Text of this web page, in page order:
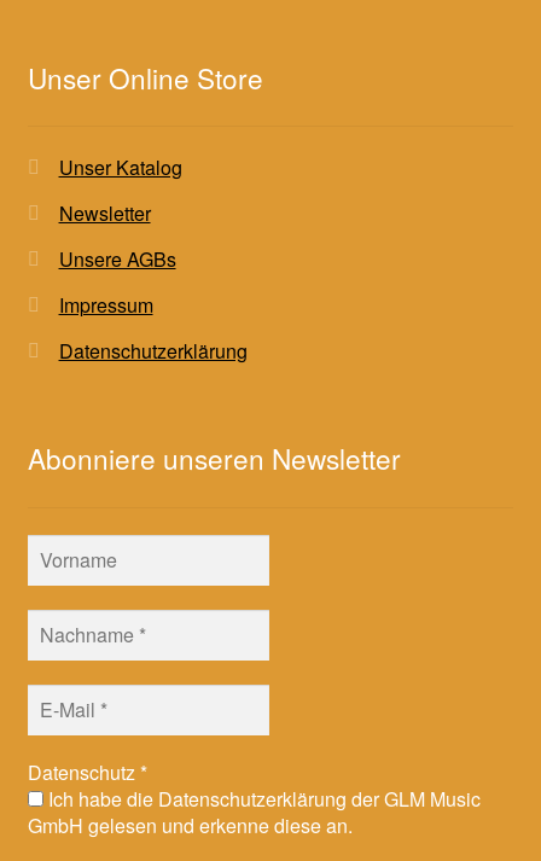
Unser Online Store
Unser Katalog
Newsletter
Unsere AGBs
Impressum
Datenschutzerklärung
Abonniere unseren Newsletter
Datenschutz*
Ich habe die Datenschutzerklärung der GLM Music
GmbH gelesen und erkenne diese an.